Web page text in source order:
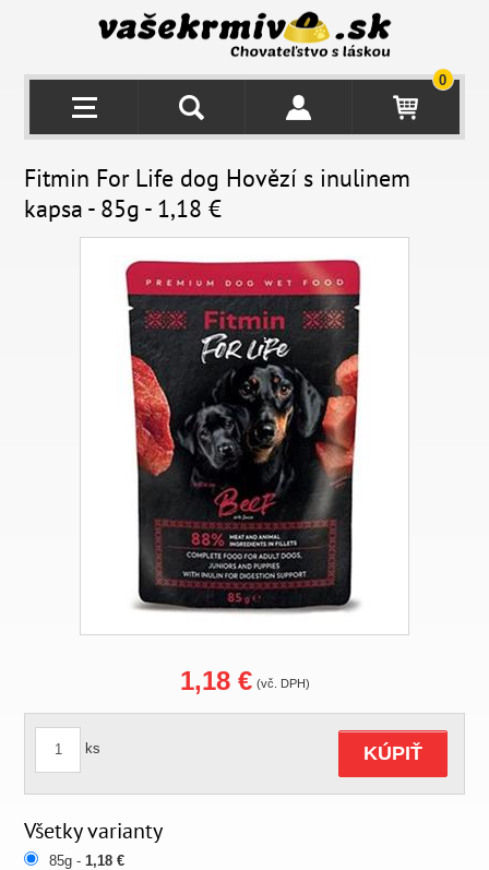
0
Fitmin For Life dog Hovězí s inulinem
kapsa - 85g - 1,18 €
1,18 € (vč. DPH)
ks KÚPIŤ
Všetky varianty
85g -1,18 €